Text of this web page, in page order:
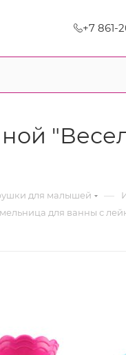
+7 861-
для малышей —
для ванны с